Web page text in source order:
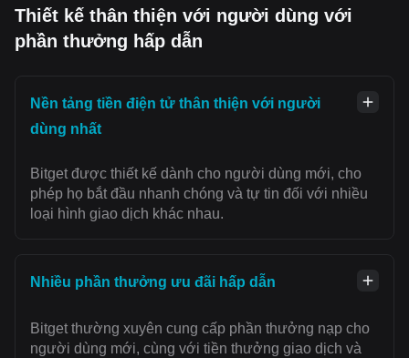
Thiết kế thân thiện với người dùng với
phần thưởng hấp dẫn
Nền tảng tiền điện tử thân thiện với người
dùng nhất
Bitget được thiết kế dành cho người dùng mới, cho
phép họ bắt đầu nhanh chóng và tự tin đối với nhiều
loại hình giao dịch khác nhau.
Nhiều phần thưởng ưu đãi hấp dẫn
Bitget thường xuyên cung cấp phần thưởng nạp cho
người dùng mới, cùng với tiền thưởng giao dịch và